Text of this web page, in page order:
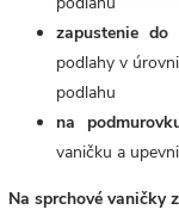
zapustenie do
podlahy v
podlahu
na
vaničku a
Na sprchové vaničky